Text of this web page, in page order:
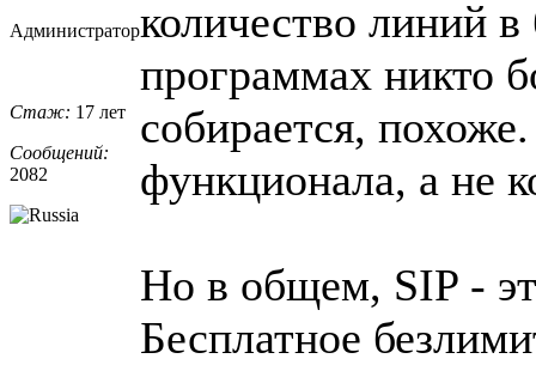
Администратор
Стаж: 17 лет
Сообщений:
2082
количество линий
программах никто
собирается,
функционала, а не
Но в общем, SIP -
Бесплатное